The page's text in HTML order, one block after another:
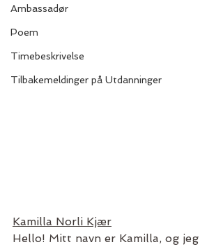
Ambassadør
Poem
Timebeskrivelse
Tilbakemeldinger på Utdanninger
Kamilla Norli Kjær
Hello! Mitt navn er Kamilla, og jeg